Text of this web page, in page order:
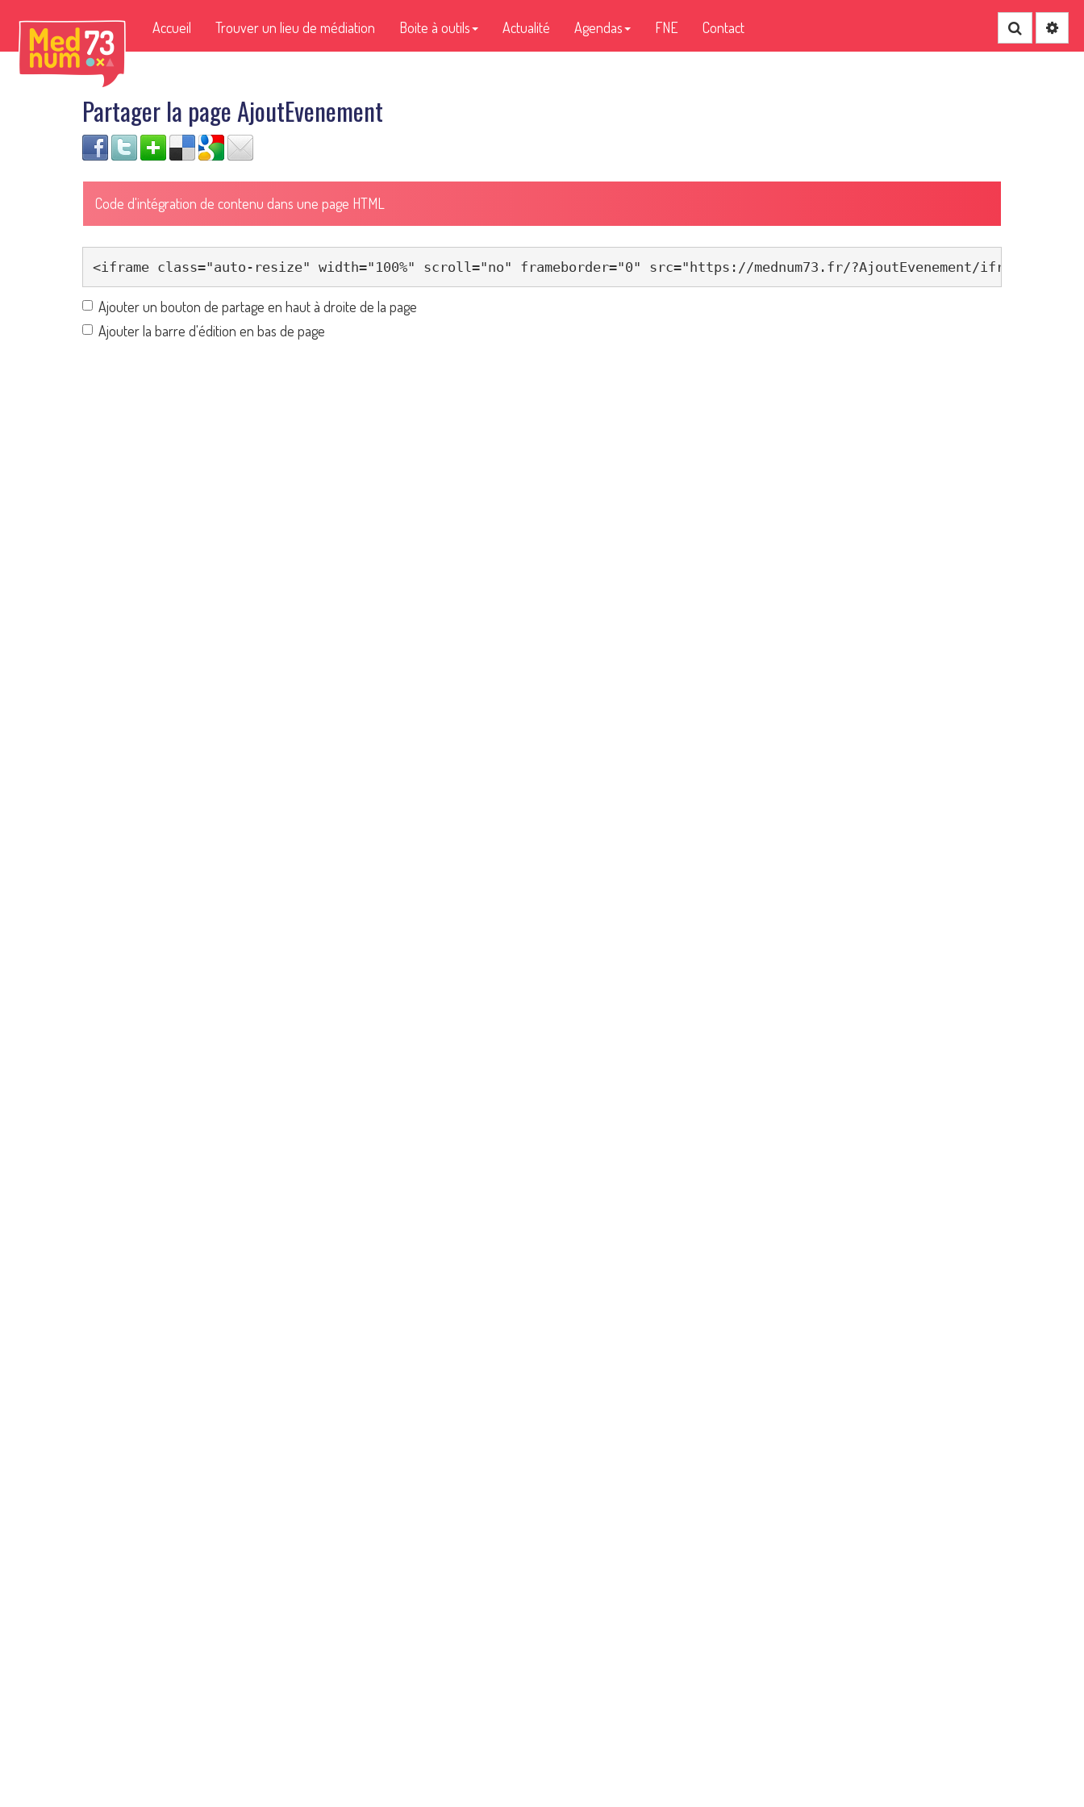
Accueil Trouver un lieu de médiation Boite à outils Actualité Agendas FNE Contact
Partager la page AjoutEvenement
Code d'intégration de contenu dans une page HTML
Ajouter un bouton de partage en haut à droite de la page
Ajouter la barre d'édition en bas de page